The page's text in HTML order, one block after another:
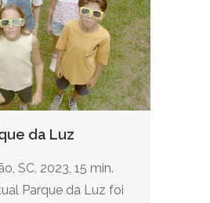
da Luz
SC, 2023, 15 min.
Parque da Luz foi